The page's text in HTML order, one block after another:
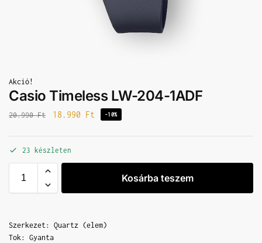
Akció!
Casio Timeless LW-204-1ADF
20.990Ft 18.990 Ft -10%
23 készleten
Kosárba teszem
Szerkezet: Quartz (elem)
Tok: Gyanta